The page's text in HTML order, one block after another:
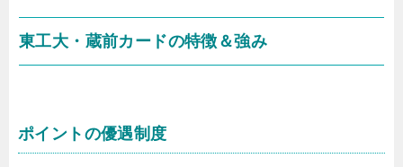
東工大・蔵前カードの特徴＆強み
ポイントの優遇制度